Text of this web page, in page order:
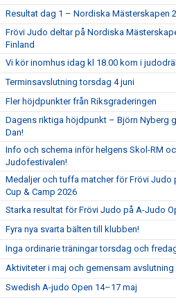
Resultat dag 1 – Nordiska Mästerskapen
Frövi Judo deltar på Nordiska
Finland
Vi kör inomhus idag kl 18.00 kom i
Terminsavslutning torsdag 4 juni
Fler höjdpunkter från Riksgraderingen
Dagens riktiga höjdpunkt – Björn Nyberg
Dan!
Info och schema inför helgens Skol-RM
Judofestivalen!
Medaljer och tuffa matcher för Frövi Judo
Cup & Camp 2026
Starka resultat för Frövi Judo på A-Judo
Fyra nya svarta bälten till klubben!
Inga ordinarie träningar torsdag och
Aktiviteter i maj och gemensam avslutning
Swedish A-judo Open 14–17 maj